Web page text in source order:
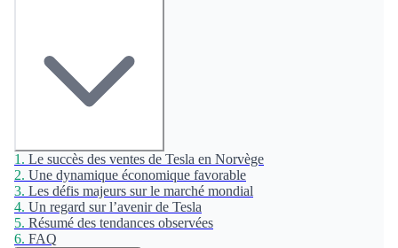
1. Le succès des ventes de Tesla en Norvège
2. Une dynamique économique favorable
3. Les défis majeurs sur le marché mondial
4. Un regard sur l’avenir de Tesla
5. Résumé des tendances observées
6. FAQ